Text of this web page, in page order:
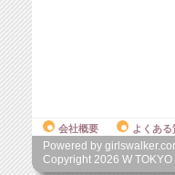
会社概要 よくある
Powered by
Copyright 2026 W